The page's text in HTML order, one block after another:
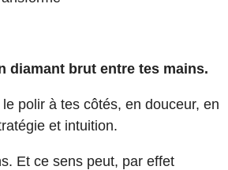
diamant brut entre tes mains.
polir à tes côtés, en douceur, en
et intuition.
Et ce sens peut, par effet